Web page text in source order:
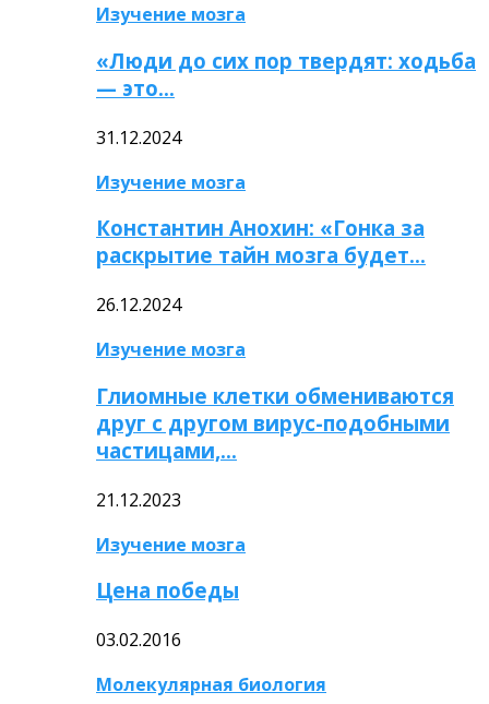
Изучение мозга
«Люди до сих пор твердят: ходьба
— это…
31.12.2024
Изучение мозга
Константин Анохин: «Гонка за
раскрытие тайн мозга будет…
26.12.2024
Изучение мозга
Глиомные клетки обмениваются
друг с другом вирус-подобными
частицами,…
21.12.2023
Изучение мозга
Цена победы
03.02.2016
Молекулярная биология